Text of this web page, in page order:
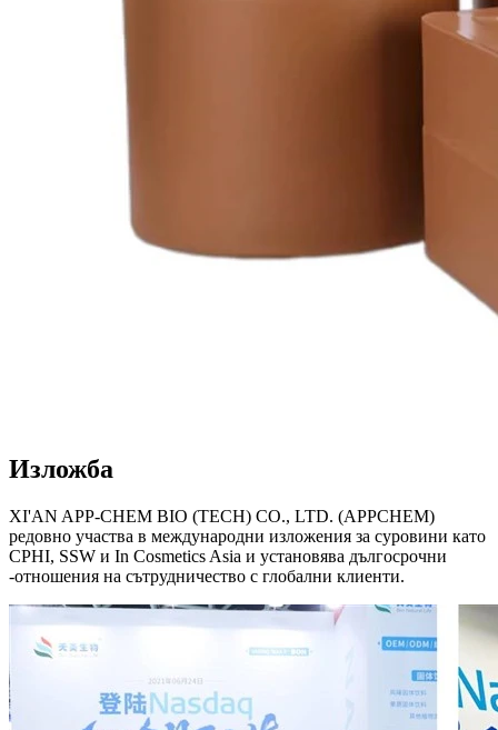
Изложба
XI'AN APP-CHEM BIO (TECH) CO., LTD. (APPCHEM)
редовно участва в международни изложения за суровини като
CPHI, SSW и In Cosmetics Asia и установява дългосрочни
-отношения на сътрудничество с глобални клиенти.